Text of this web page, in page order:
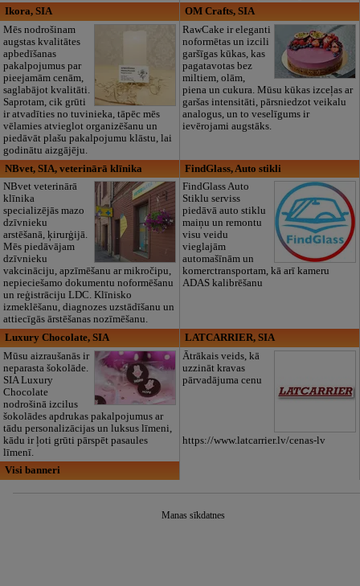
Ikora, SIA
Mēs nodrošinam
augstas kvalitātes
apbedīšanas
pakalpojumus par
pieejamām cenām,
saglabājot kvalitāti.
Saprotam, cik grūti
ir atvadīties no tuvinieka, tāpēc mēs
vēlamies atvieglot organizēšanu un
piedāvāt plašu pakalpojumu klāstu, lai
godinātu aizgājēju.
OM Crafts, SIA
RawCake ir eleganti
noformētas un izcili
garšīgas kūkas, kas
pagatavotas bez
miltiem, olām,
piena un cukura. Mūsu kūkas izceļas ar
garšas intensitāti, pārsniedzot veikalu
analogus, un to veselīgums ir
ievērojami augstāks.
NBvet, SIA, veterinārā klīnika
NBvet veterinārā
klīnika
specializējās mazo
dzīvnieku
arstēšanā, ķirurģijā.
Mēs piedāvājam
dzīvnieku
vakcināciju, apzīmēšanu ar mikročipu,
nepieciešamo dokumentu noformēšanu
un reģistrāciju LDC. Klīnisko
izmeklēšanu, diagnozes uzstādīšanu un
attiecīgās ārstēšanas nozīmēšanu.
FindGlass, Auto stikli
FindGlass Auto
Stiklu serviss
piedāvā auto stiklu
maiņu un remontu
visu veidu
vieglajām
automašīnām un
komerctransportam, kā arī kameru
ADAS kalibrēšanu
Luxury Chocolate, SIA
Mūsu aizraušanās ir
neparasta šokolāde.
SIA Luxury
Chocolate
nodrošinā izcilus
šokolādes apdrukas pakalpojumus ar
tādu personalizācijas un luksus līmeni,
kādu ir ļoti grūti pārspēt pasaules
līmenī.
LATCARRIER, SIA
Ātrākais veids, kā
uzzināt kravas
pārvadājuma cenu
https://www.latcarrier.lv/cenas-lv
Visi banneri
Manas sīkdatnes